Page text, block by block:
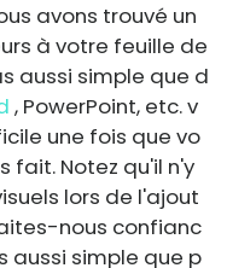
avons trouvé un
à votre feuille de
aussi simple que d
, PowerPoint, etc. v
une fois que vo
fait. Notez qu'il n'y
lors de l'ajout
nous confianc
aussi simple que p